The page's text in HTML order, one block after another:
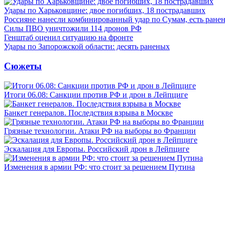
Удары по Харьковщине: двое погибших, 18 пострадавших
Россияне нанесли комбинированный удар по Сумам, есть
Силы ПВО уничтожили 114 дронов РФ
Генштаб оценил ситуацию на фронте
Удары по Запорожской области: десять раненых
Сюжеты
Итоги 06.08: Санкции против РФ и дрон в Лейпциге
Банкет генералов. Последствия взрыва в Москве
Грязные технологии. Атаки РФ на выборы во Франции
Эскалация для Европы. Российский дрон в Лейпциге
Изменения в армии РФ: что стоит за решением Путина